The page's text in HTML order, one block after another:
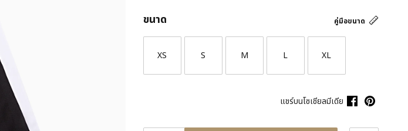
คู่มือขนาด
ขนาด
XS S M L XL
แชร์บนโซเชียลมีเดีย